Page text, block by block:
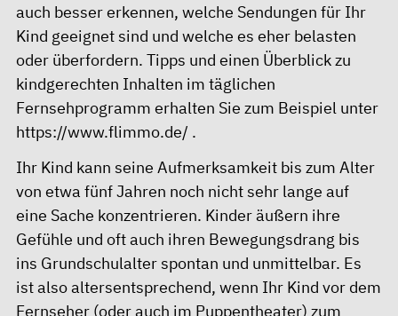
auch besser erkennen, welche Sendungen für Ihr
Kind geeignet sind und welche es eher belasten
oder überfordern. Tipps und einen Überblick zu
kindgerechten Inhalten im täglichen
Fernsehprogramm erhalten Sie zum Beispiel unter
https://www.flimmo.de/ .
Ihr Kind kann seine Aufmerksamkeit bis zum Alter
von etwa fünf Jahren noch nicht sehr lange auf
eine Sache konzentrieren. Kinder äußern ihre
Gefühle und oft auch ihren Bewegungsdrang bis
ins Grundschulalter spontan und unmittelbar. Es
ist also altersentsprechend, wenn Ihr Kind vor dem
Fernseher (oder auch im Puppentheater) zum